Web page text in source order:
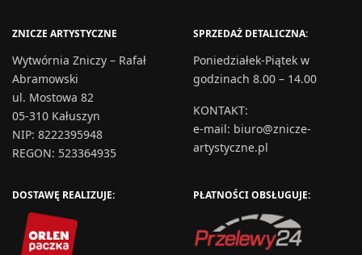
ZNICZE ARTYSTYCZNE
Wytwórnia Zniczy – Rafał
Abramowski
ul. Mostowa 82
05-310 Kałuszyn
NIP: 8222395948
REGON: 523364935
SPRZEDAŻ DETALICZNA:
Poniedziałek-Piątek w
godzinach 8.00 – 14.00
KONTAKT:
e-mail: biuro@znicze-
artystyczne.pl
DOSTAWĘ REALIZUJE: PŁATNOŚCI OBSŁUGUJE: